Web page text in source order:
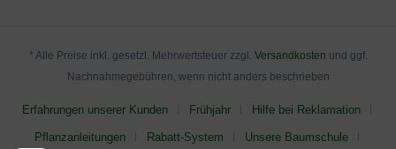
* Alle Preise inkl. gesetzl. Mehrwertsteuer zzgl. Versandkosten und ggf.
Nachnahmegebühren, wenn nicht anders beschrieben
Erfahrungen unserer Kunden Frühjahr Hilfe bei Reklamation
Pflanzanleitungen Rabatt-System Unsere Baumschule